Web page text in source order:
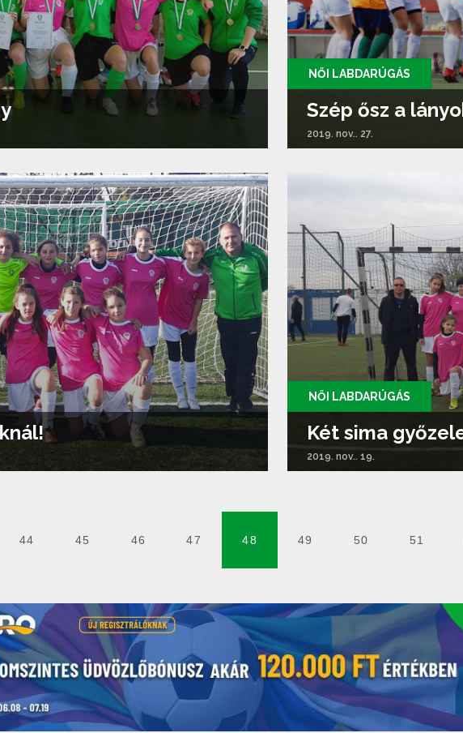
NŐI LABDARÚGÁS
Szép ősz a
2019. nov.. 27.
NŐI LABDARÚGÁS
Két sima
2019. nov.. 19.
44 45 46 47 48 49 50 51